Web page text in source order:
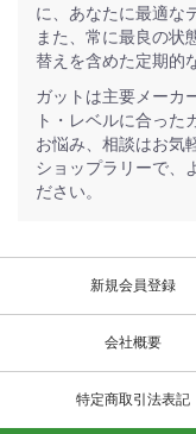
に、あなたに最適な
また、常に最良の状
替えを含めた定期的
ガットは主要メーカ
ト・レベルに合った
お悩み、相談はお気
ショップラリーで、
ださい。
新規会員登録
会社概要
特定商取引法表記